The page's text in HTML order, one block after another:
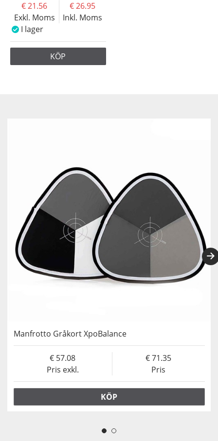
Exkl. Moms
21.56
Inkl. Moms
26.95
I lager
KÖP
Manfrotto Gråkort XpoBalance
Pris exkl.
57.08
Pris
71.35
KÖP